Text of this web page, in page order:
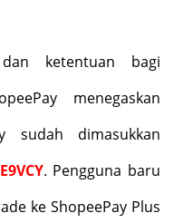
ketentuan bagi
menegaskan
sudah dimasukkan
. Pengguna baru
ke ShopeePay Plus